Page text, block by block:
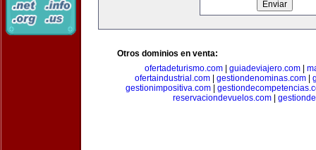
Otros dominios en venta:
ofertadeturismo.com| guiadeviajero.com|
ofertaindustrial.com| gestiondenominas.com|
gestionimpositiva.com
reservaciondevuelos.com